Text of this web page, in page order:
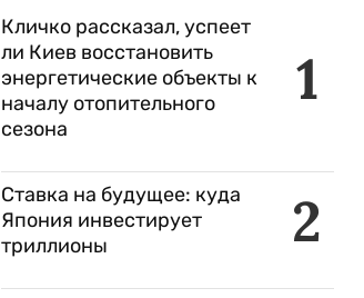
1
Кличко рассказал, успеет
ли Киев восстановить
энергетические объекты к
началу отопительного
сезона
2
Ставка на будущее: куда
Япония инвестирует
триллионы